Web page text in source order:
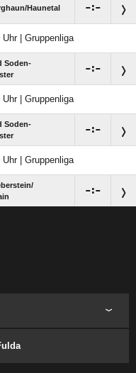
​Haunetal :
| Gruppenliga
Soden-
:
| Gruppenliga
Soden-
:
| Gruppenliga
: